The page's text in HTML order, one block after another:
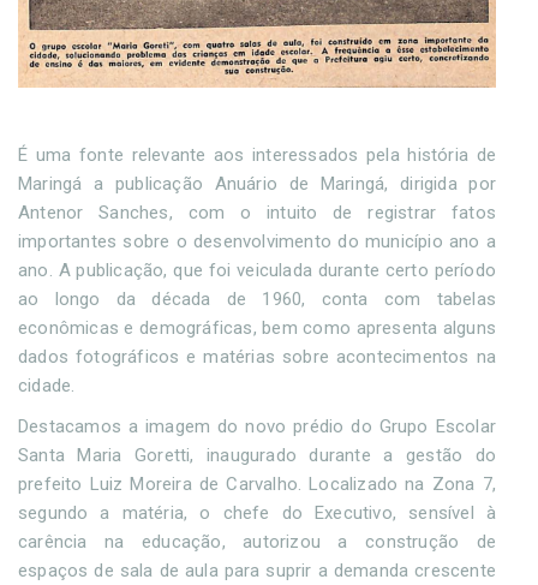
É uma fonte relevante aos interessados pela história de
Maringá a publicação Anuário de Maringá, dirigida por
Antenor Sanches, com o intuito de registrar fatos
importantes sobre o desenvolvimento do município ano a
ano. A publicação, que foi veiculada durante certo período
ao longo da década de 1960, conta com tabelas
econômicas e demográficas, bem como apresenta alguns
dados fotográficos e matérias sobre acontecimentos na
cidade.
Destacamos a imagem do novo prédio do Grupo Escolar
Santa Maria Goretti, inaugurado durante a gestão do
prefeito Luiz Moreira de Carvalho. Localizado na Zona 7,
segundo a matéria, o chefe do Executivo, sensível à
carência na educação, autorizou a construção de
espaços de sala de aula para suprir a demanda crescente